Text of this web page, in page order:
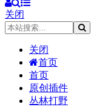
关闭
关闭
首页
首页
原创插件
丛林打野